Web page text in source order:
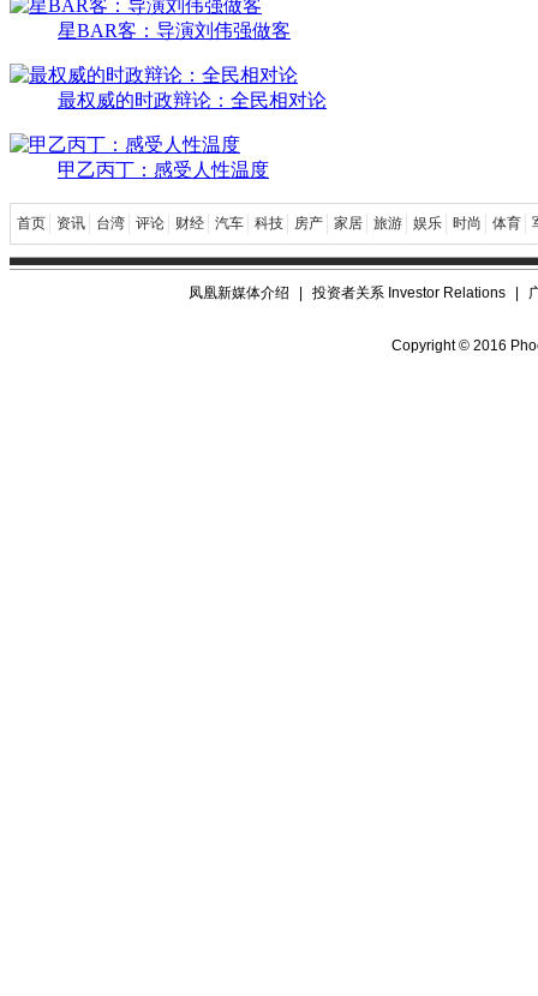
星BAR客：导演刘伟强做客
最权威的时政辩论：全民相对论
甲乙丙丁：感受人性温度
首页 资讯 台湾 评论 财经 汽车 科技 房产 家居 旅游 娱乐 时尚 体育
凤凰新媒体介绍 投资者关系 Investor Relations
Copyright © 2016